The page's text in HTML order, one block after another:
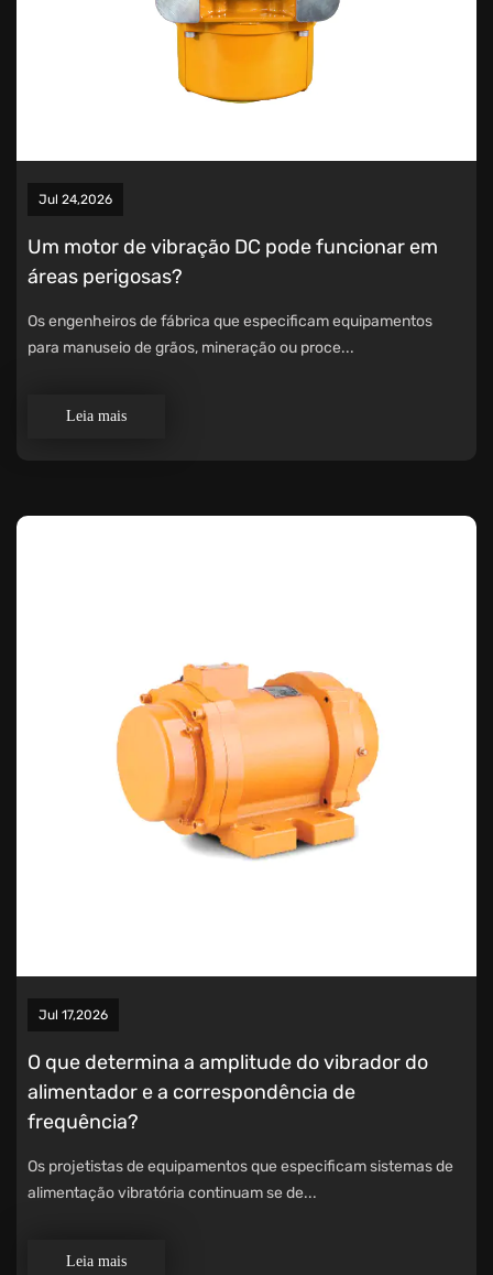
Jul 24,2026
Um motor de vibração DC pode funcionar em
áreas perigosas?
Os engenheiros de fábrica que especificam equipamentos
para manuseio de grãos, mineração ou proce...
Leia mais
Jul 17,2026
O que determina a amplitude do vibrador do
alimentador e a correspondência de
frequência?
Os projetistas de equipamentos que especificam sistemas de
alimentação vibratória continuam se de...
Leia mais